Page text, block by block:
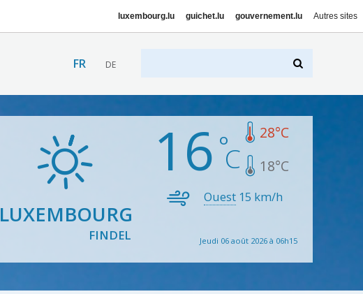
luxembourg.lu guichet.lu gouvernement.lu Autres sites
FR DE
LUXEMBOURG
FINDEL
16 28°C
18°C
Ouest 15 km/h
Jeudi 06 août 2026 à 06h15